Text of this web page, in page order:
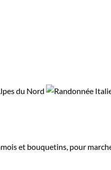
l'un des plus connus, et
et bouquetins, pour